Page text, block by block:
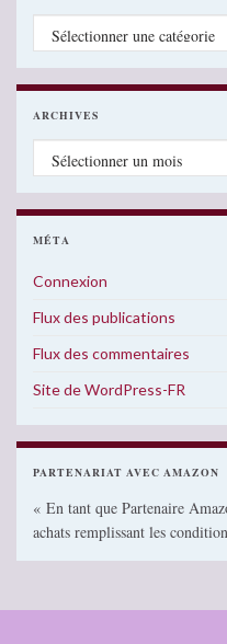
Catégories
ARCHIVES
Archives
MÉTA
Connexion
Flux des publications
Flux des commentaires
Site de WordPress-FR
PARTENARIAT AVEC AMAZON
« En tant que Partenaire
achats remplissant les